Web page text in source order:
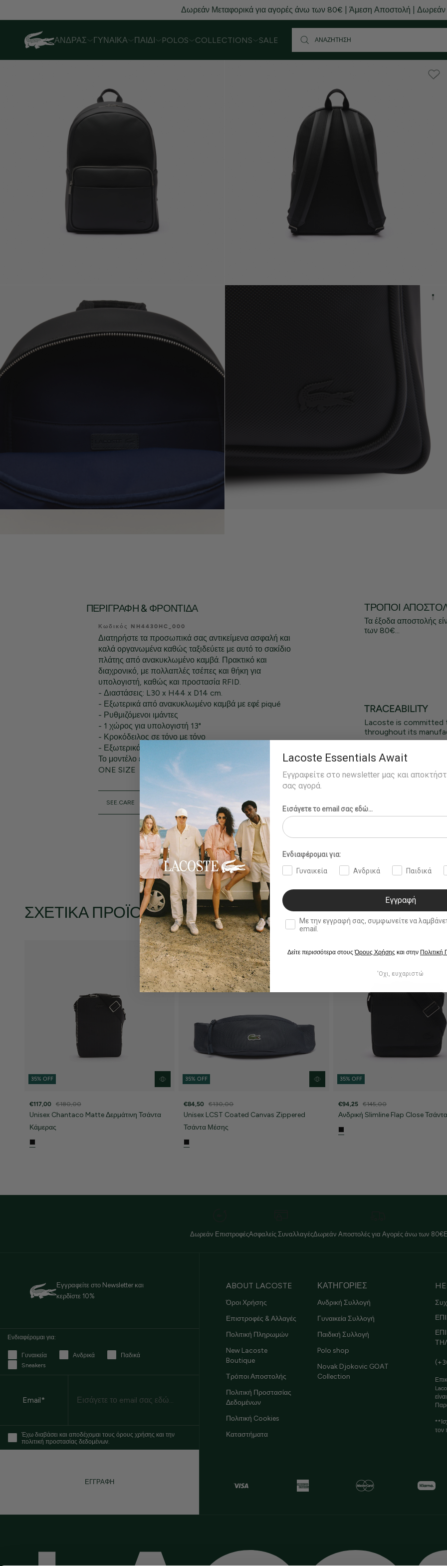
Δωρεάν Μεταφορικά για αγορές άνω των 80€ | Άμεση Αποστολή | Δωρεάν
ΆΝΔΡΑΣ ΓΥΝΑΊΚΑ ΠΑΙΔΊ POLOS COLLECTIONS SALE
ΠΕΡΙΓΡΑΦΉ & ΦΡΟΝΤΊΔΑ
Κωδικός NH4430HC_000
Διατηρήστε τα προσωπικά σας αντικείμενα ασφαλή και
καλά οργανωμένα καθώς ταξιδεύετε με αυτό το σακίδιο
πλάτης από ανακυκλωμένο καμβά. Πρακτικό και
διαχρονικό, με πολλαπλές τσέπες και θήκη για
υπολογιστή, καθώς και προστασία RFID.
- Διαστάσεις: L30 x H44 x D14 cm.
- Εξωτερικά από ανακυκλωμένο καμβά με εφέ piqué
- Ρυθμιζόμενοι ιμάντες
- 1 χώρος για υπολογιστή 13"
- Κροκόδειλος σε τόνο με τόνο
- Εξωτερικά: Πολυουρεθάνη (100%)
Το μοντέλο έχει ύψος 1,80 μ. και φοράει το νούμερο
ONE SIZE
SEE.CARE
ΤΡΌΠΟΙ
Τα έξοδα αποστολής
των 80€...
TRACEABILITY
Lacoste is
throughout its
ΣΧΕΤΙΚΆ ΠΡΟΪΌΝΤΑ
35% OFF
€117,00 €180,00
Unisex Chantaco Matte Δερμάτινη Τσάντα
Κάμερας
35% OFF
€84,50 €130,00
Unisex LCST Coated Canvas Zippered
Τσάντα Μέσης
35% OFF
€94,25 €145,00
Ανδρική Slimline Flap Close
Δωρεάν ΕπιστροφέςΑσφαλείς ΣυναλλαγέςΔωρεάν Αποστολές για Αγορές άνω των 80€
Εγγραφείτε στο Newsletter και
κερδίστε 10%
Ενδιαφέρομαι για:
Γυναικεία Ανδρικά
Παδικά
Sneakers
Email*
Έχω διαβάσει και αποδέχομαι τους όρους χρήσης και την
πολιτική προστασίας δεδομένων.
ΕΓΓΡΑΦΗ
ABOUT LACOSTE
Όροι Χρήσης
Επιστροφές & Αλλαγές
Πολιτική Πληρωμών
New Lacoste
Boutique
Τρόποι Αποστολής
Πολιτική Προστασίας
Δεδομένων
Πολιτική Cookies
Καταστήματα
ΚΑΤΗΓΟΡΙΕΣ
Ανδρική Συλλογή
Γυναικεία Συλλογή
Παιδική Συλλογή
Polo shop
Novak Djokovic GOAT
Collection
τον
Lacoste Essentials Await
Εγγραφείτε στο newsletter μας και
σας αγορά.
Εισάγετε το email σας εδώ...
Ενδιαφέρομαι για:
Γυναικεία Ανδρικά Παιδικά
Εγγραφή
double opt in
Με την εγγραφή σας, συμφωνείτε να λαμβάνετε
email.
Δείτε περισσότερα στουςΌρους Χρήσης και στην
'Οχι, ευχαριστώ